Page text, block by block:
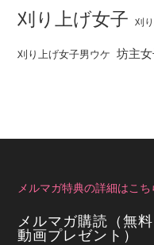
刈り上げ女子 刈
刈り上げ女子男ウケ 坊主
メルマガ特典の詳細はこち
メルマガ購読（無料
動画プレゼント）